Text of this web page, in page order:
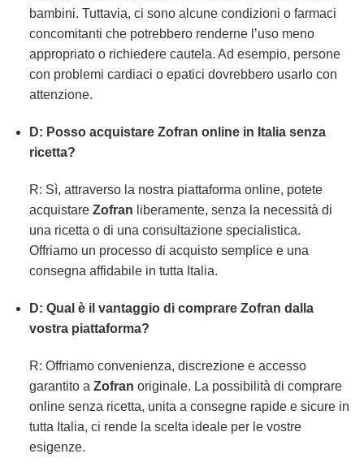
bambini. Tuttavia, ci sono alcune condizioni o farmaci
concomitanti che potrebbero renderne l’uso meno
appropriato o richiedere cautela. Ad esempio, persone
con problemi cardiaci o epatici dovrebbero usarlo con
attenzione.
D: Posso acquistare Zofran online in Italia senza
ricetta?
R: Sì, attraverso la nostra piattaforma online, potete
acquistare Zofran liberamente, senza la necessità di
una ricetta o di una consultazione specialistica.
Offriamo un processo di acquisto semplice e una
consegna affidabile in tutta Italia.
D: Qual è il vantaggio di comprare Zofran dalla
vostra piattaforma?
R: Offriamo convenienza, discrezione e accesso
garantito a Zofran originale. La possibilità di comprare
online senza ricetta, unita a consegne rapide e sicure in
tutta Italia, ci rende la scelta ideale per le vostre
esigenze.